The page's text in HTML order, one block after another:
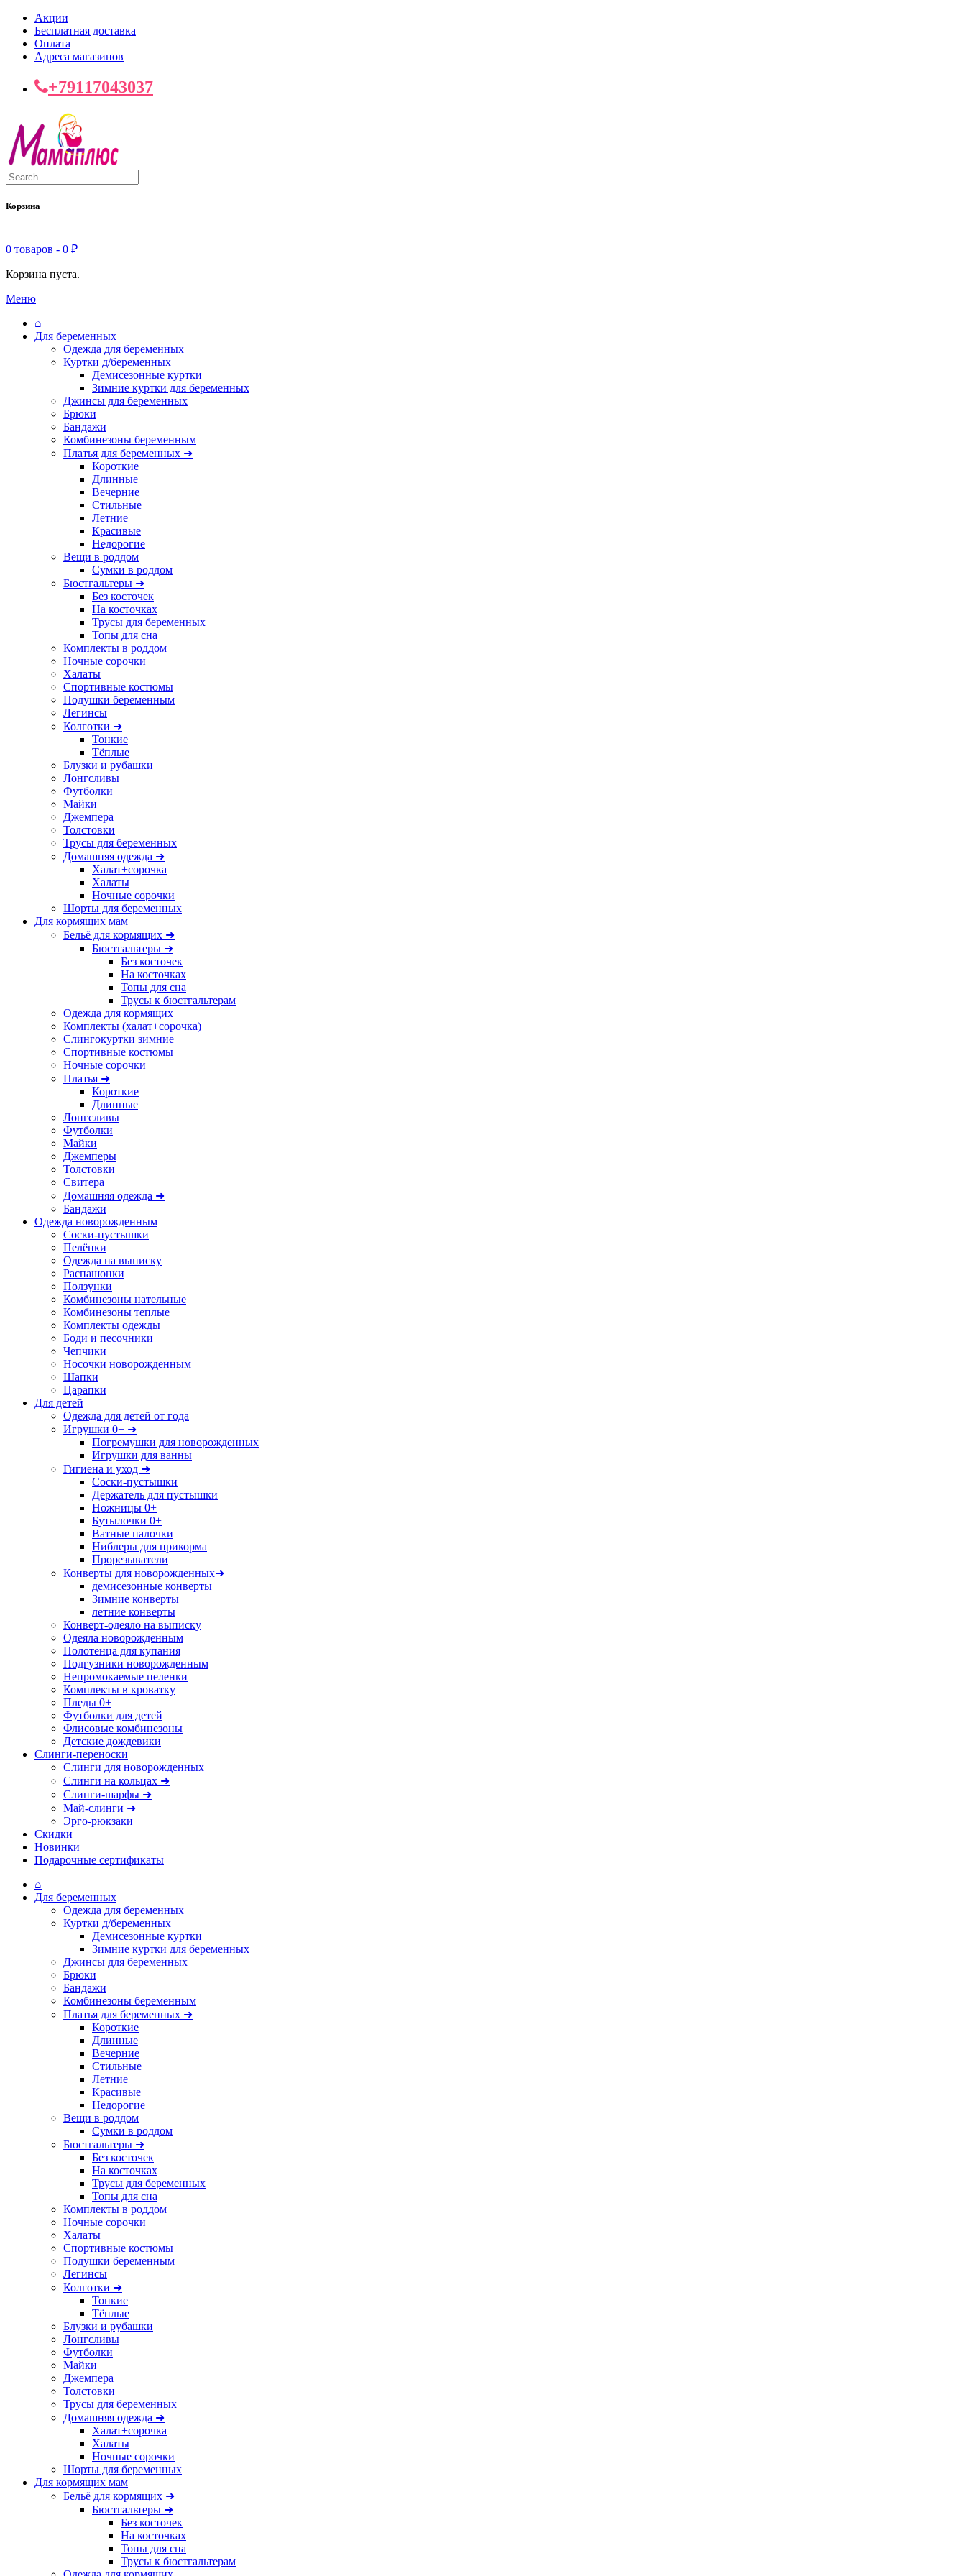
Акции
Бесплатная доставка
Оплата
Адреса магазинов
+79117043037
Корзина
0 товаров - 0 ₽
Корзина пуста.
Меню
⌂
Для беременных
Одежда для беременных
Куртки д/беременных
Демисезонные куртки
Зимние куртки для беременных
Джинсы для беременных
Брюки
Бандажи
Комбинезоны беременным
Платья для беременных ➜
Короткие
Длинные
Вечерние
Стильные
Летние
Красивые
Недорогие
Вещи в роддом
Сумки в роддом
Бюстгальтеры ➜
Без косточек
На косточках
Трусы для беременных
Топы для сна
Комплекты в роддом
Ночные сорочки
Халаты
Спортивные костюмы
Подушки беременным
Легинсы
Колготки ➜
Тонкие
Тёплые
Блузки и рубашки
Лонгсливы
Футболки
Майки
Джемпера
Толстовки
Трусы для беременных
Домашняя одежда ➜
Халат+сорочка
Халаты
Ночные сорочки
Шорты для беременных
Для кормящих мам
Бельё для кормящих ➜
Бюстгальтеры ➜
Без косточек
На косточках
Топы для сна
Трусы к бюстгальтерам
Одежда для кормящих
Комплекты (халат+сорочка)
Слингокуртки зимние
Спортивные костюмы
Ночные сорочки
Платья ➜
Короткие
Длинные
Лонгсливы
Футболки
Майки
Джемперы
Толстовки
Свитера
Домашняя одежда ➜
Бандажи
Одежда новорожденным
Соски-пустышки
Пелёнки
Одежда на выписку
Распашонки
Ползунки
Комбинезоны нательные
Комбинезоны теплые
Комплекты одежды
Боди и песочники
Чепчики
Носочки новорожденным
Шапки
Царапки
Для детей
Одежда для детей от года
Игрушки 0+ ➜
Погремушки для новорожденных
Игрушки для ванны
Гигиена и уход ➜
Соски-пустышки
Держатель для пустышки
Ножницы 0+
Бутылочки 0+
Ватные палочки
Ниблеры для прикорма
Прорезыватели
Конверты для новорожденных➜
демисезонные конверты
Зимние конверты
летние конверты
Конверт-одеяло на выписку
Одеяла новорожденным
Полотенца для купания
Подгузники новорожденным
Непромокаемые пеленки
Комплекты в кроватку
Пледы 0+
Футболки для детей
Флисовые комбинезоны
Детские дождевики
Слинги-переноски
Слинги для новорожденных
Слинги на кольцах ➜
Слинги-шарфы ➜
Май-слинги ➜
Эрго-рюкзаки
Скидки
Новинки
Подарочные сертификаты
⌂
Для беременных
Одежда для беременных
Куртки д/беременных
Демисезонные куртки
Зимние куртки для беременных
Джинсы для беременных
Брюки
Бандажи
Комбинезоны беременным
Платья для беременных ➜
Короткие
Длинные
Вечерние
Стильные
Летние
Красивые
Недорогие
Вещи в роддом
Сумки в роддом
Бюстгальтеры ➜
Без косточек
На косточках
Трусы для беременных
Топы для сна
Комплекты в роддом
Ночные сорочки
Халаты
Спортивные костюмы
Подушки беременным
Легинсы
Колготки ➜
Тонкие
Тёплые
Блузки и рубашки
Лонгсливы
Футболки
Майки
Джемпера
Толстовки
Трусы для беременных
Домашняя одежда ➜
Халат+сорочка
Халаты
Ночные сорочки
Шорты для беременных
Для кормящих мам
Бельё для кормящих ➜
Бюстгальтеры ➜
Без косточек
На косточках
Топы для сна
Трусы к бюстгальтерам